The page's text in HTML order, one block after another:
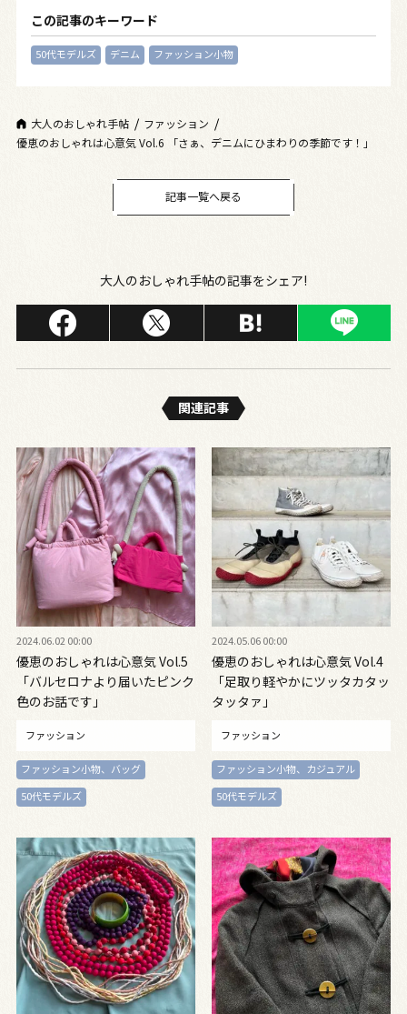
この記事のキーワード
50代モデルズ デニム ファッション小物
大人のおしゃれ手帖
ファッション
優恵のおしゃれは心意気 Vol.6 「さぁ、デニムにひまわりの季節です！」
記事一覧へ戻る
大人のおしゃれ手帖の記事をシェア!
関連記事
2024.06.02 00:00
優恵のおしゃれは心意気 Vol.5
「バルセロナより届いたピンク
色のお話です」
ファッション
ファッション小物、バッグ
50代モデルズ
2024.05.06 00:00
優恵のおしゃれは心意気 Vol.4
「足取り軽やかにツッタカタッ
タッタァ」
ファッション
ファッション小物、カジュアル
50代モデルズ